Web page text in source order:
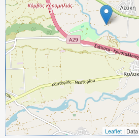
Leaflet | Data